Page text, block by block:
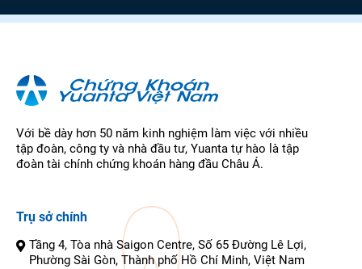
Với bề dày hơn 50 năm kinh nghiệm làm việc với nhiều
tập đoàn, công ty và nhà đầu tư, Yuanta tự hào là tập
đoàn tài chính chứng khoán hàng đầu Châu Á.
Trụ sở chính
Tầng 4, Tòa nhà Saigon Centre, Số 65 Đường Lê Lợi,
Phường Sài Gòn, Thành phố Hồ Chí Minh, Việt Nam